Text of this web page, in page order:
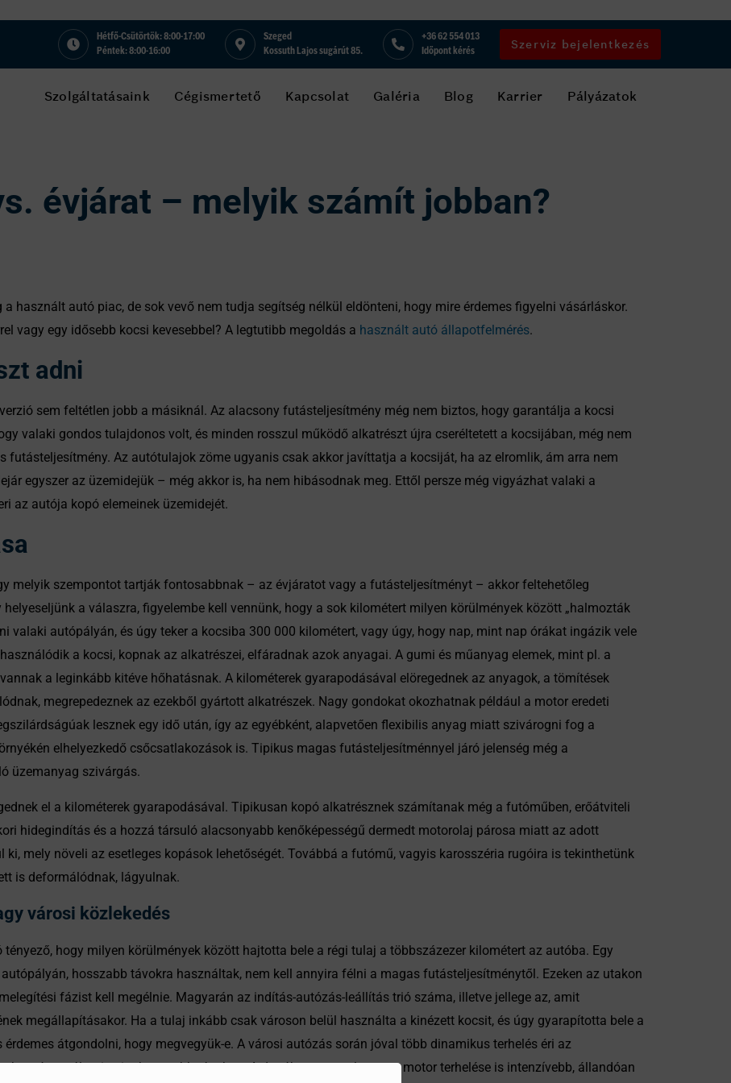
Hétfő-Csütörtök: 8:00-17:00
Péntek: 8:00-16:00
Szeged
Kossuth Lajos sugárút 85.
+36 62 554 013
Időpont kérés
Szerviz bejelentkezés
Szolgáltatásaink Cégismertető Kapcsolat Galéria Blog Karrier Pályázatok
évjárat – melyik számít jobban?
használt autó piac, de sok vevő nem tudja segítség nélkül eldönteni, hogy mire érdemes figyelni vásárláskor.
vagy egy idősebb kocsi kevesebbel? A legtutibb megoldás a használt autó állapotfelmérés.
adni
sem feltétlen jobb a másiknál. Az alacsony futásteljesítmény még nem biztos, hogy garantálja a kocsi
valaki gondos tulajdonos volt, és minden rosszul működő alkatrészt újra cseréltetett a kocsijában, még nem
futásteljesítmény. Az autótulajok zöme ugyanis csak akkor javíttatja a kocsiját, ha az elromlik, ám arra nem
egyszer az üzemidejük – még akkor is, ha nem hibásodnak meg. Ettől persze még vigyázhat valaki a
az autója kopó elemeinek üzemidejét.
melyik szempontot tartják fontosabbnak – az évjáratot vagy a futásteljesítményt – akkor feltehetőleg
a válaszra, figyelembe kell vennünk, hogy a sok kilométert milyen körülmények között „halmozták
valaki autópályán, és úgy teker a kocsiba 300 000 kilométert, vagy úgy, hogy nap, mint nap órákat ingázik vele
a kocsi, kopnak az alkatrészei, elfáradnak azok anyagai. A gumi és műanyag elemek, mint pl. a
a leginkább kitéve hőhatásnak. A kilométerek gyarapodásával elöregednek az anyagok, a tömítések
megrepedeznek az ezekből gyártott alkatrészek. Nagy gondokat okozhatnak például a motor eredeti
lesznek egy idő után, így az egyébként, alapvetően flexibilis anyag miatt szivárogni fog a
elhelyezkedő csőcsatlakozások is. Tipikus magas futásteljesítménnyel járó jelenség még a
üzemanyag szivárgás.
el a kilométerek gyarapodásával. Tipikusan kopó alkatrésznek számítanak még a futóműben, erőátviteli
hidegindítás és a hozzá társuló alacsonyabb kenőképességű dermedt motorolaj párosa miatt az adott
mely növeli az esetleges kopások lehetőségét. Továbbá a futómű, vagyis karosszéria rugóira is tekinthetünk
is deformálódnak, lágyulnak.
városi közlekedés
hogy milyen körülmények között hajtotta bele a régi tulaj a többszázezer kilométert az autóba. Egy
hosszabb távokra használtak, nem kell annyira félni a magas futásteljesítménytől. Ezeken az utakon
fázist kell megélnie. Magyarán az indítás-autózás-leállítás trió száma, illetve jellege az, amit
megállapításakor. Ha a tulaj inkább csak városon belül használta a kinézett kocsit, és úgy gyarapította bele a
átgondolni, hogy megvegyük-e. A városi autózás során jóval több dinamikus terhelés éri az
váltani, mint hosszabb távokon. A dugóban araszolgatva a motor terhelése is intenzívebb, állandóan